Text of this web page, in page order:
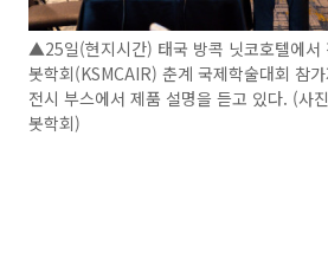
▲25일(현지시간) 태국 방콕 닛코호텔에서
봇학회(KSMCAIR) 춘계 국제학술대회 참
전시 부스에서 제품 설명을 듣고 있다. (사
봇학회)